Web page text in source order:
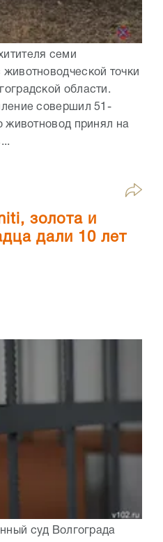
семи
точки
области.
совершил 51-
животновод принял на
золота и
дали 10 лет
суд Волгограда